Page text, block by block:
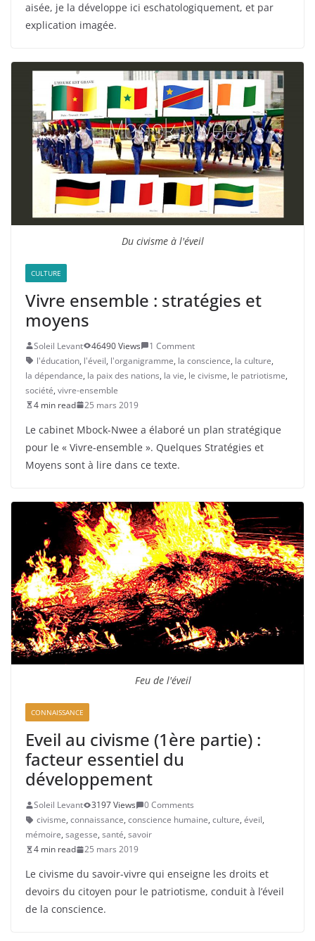
aisée, je la développe ici eschatologiquement, et par
explication imagée.
Du civisme à l'éveil
CULTURE
Vivre ensemble : stratégies et
moyens
Soleil Levant 46490 Views
1 Comment
l'éducation, l'éveil, l'organigramme, la conscience, la culture,
la dépendance, la paix des nations, la vie, le civisme, le patriotisme,
société, vivre-ensemble
4 min read
25 mars 2019
Le cabinet Mbock-Nwee a élaboré un plan stratégique
pour le « Vivre-ensemble ». Quelques Stratégies et
Moyens sont à lire dans ce texte.
Feu de l'éveil
CONNAISSANCE
Eveil au civisme (1ère partie) :
facteur essentiel du
développement
Soleil Levant 3197 Views
0 Comments
civisme, connaissance, conscience humaine, culture, éveil,
mémoire, sagesse, santé, savoir
4 min read
25 mars 2019
Le civisme du savoir-vivre qui enseigne les droits et
devoirs du citoyen pour le patriotisme, conduit à l’éveil
de la conscience.